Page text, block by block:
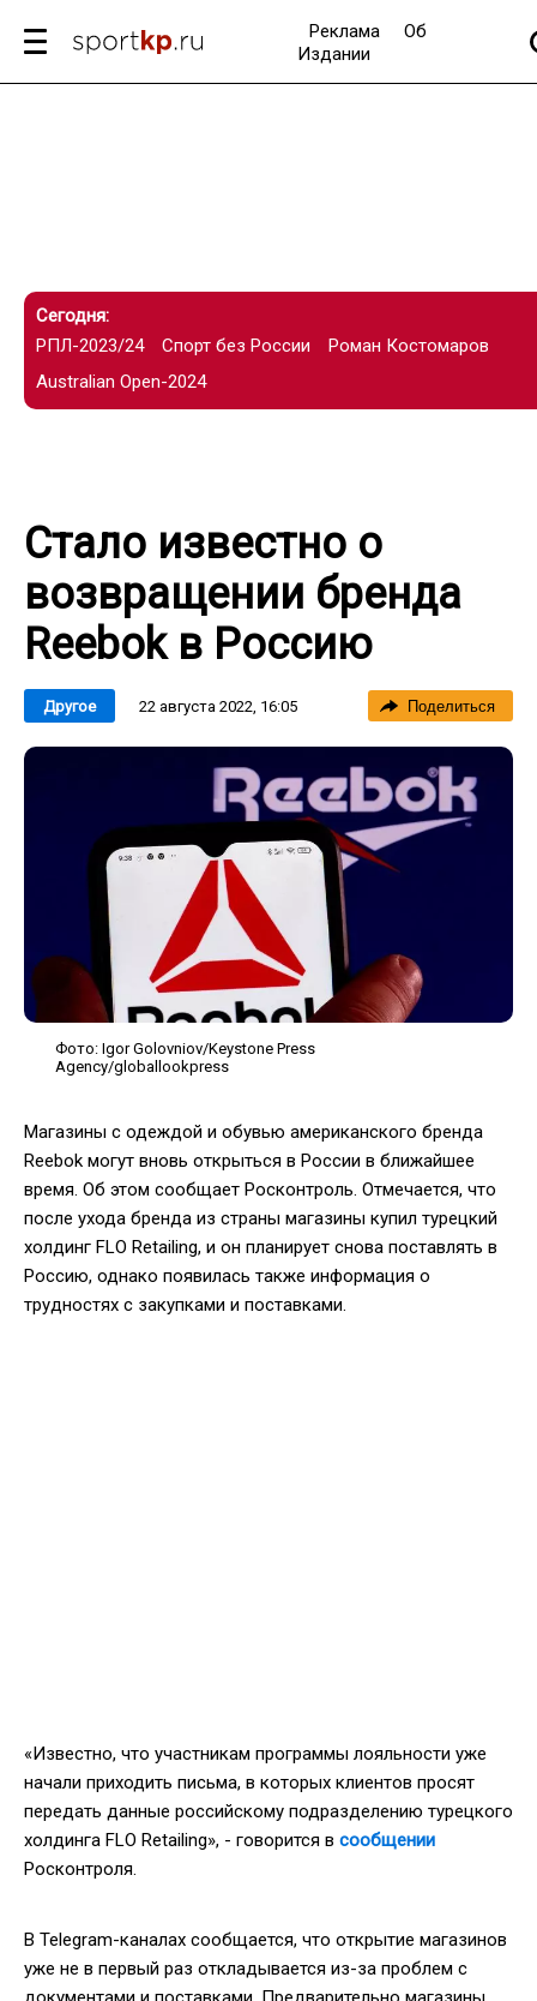
Реклама
Об
Издании
Сегодня:
РПЛ-2023/24
Спорт без России
Роман Костомаров
Australian Open-2024
Стало известно о
возвращении бренда
Reebok в Россию
Другое 22 августа 2022, 16:05 Поделиться
Фото: Igor Golovniov/Keystone Press
Agency/globallookpress
Магазины с одеждой и обувью американского бренда
Reebok могут вновь открыться в России в ближайшее
время. Об этом сообщает Росконтроль. Отмечается, что
после ухода бренда из страны магазины купил турецкий
холдинг FLO Retailing, и он планирует снова поставлять в
Россию, однако появилась также информация о
трудностях с закупками и поставками.
«Известно, что участникам программы лояльности уже
начали приходить письма, в которых клиентов просят
передать данные российскому подразделению турецкого
холдинга FLO Retailing», - говорится в сообщении
Росконтроля.
В Telegram-каналах сообщается, что открытие магазинов
уже не в первый раз откладывается из-за проблем с